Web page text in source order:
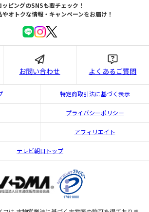
ッピングのSNSも要チェック！
やオトクな情報・キャンペーンをお届け！
お問い合わせ よくあるご質問
特定商取引法に基づく表示
プライバシーポリシー
アフィリエイト
テレビ朝日トップ